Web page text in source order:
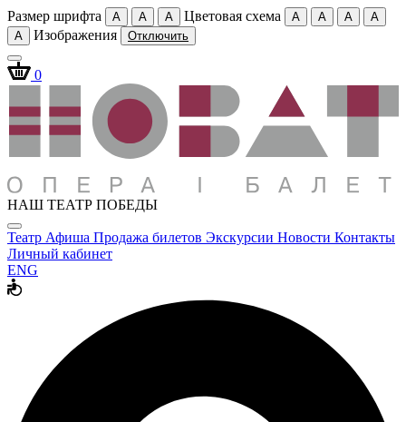
Размер шрифта A A A Цветовая схема A A A
A
A
Изображения Отключить
0
НАШ ТЕАТР ПОБЕДЫ
Театр Афиша Продажа билетов Экскурсии Новости Контакты
Личный кабинет
ENG